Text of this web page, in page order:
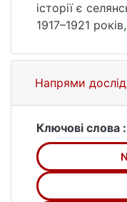
історії є
1917–1921
як «третьої
диктатури
державності,
розгрому
більшовиками і
радянська
викривлення та
реальності,
Напрями
Ключові слова :